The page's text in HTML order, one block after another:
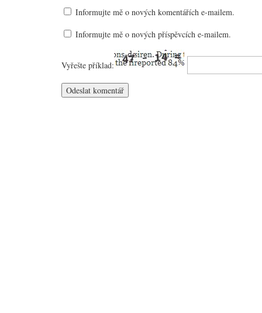
Informujte mě o nových komentářích e-mailem.
Informujte mě o nových příspěvcích e-mailem.
Vyřešte příklad: